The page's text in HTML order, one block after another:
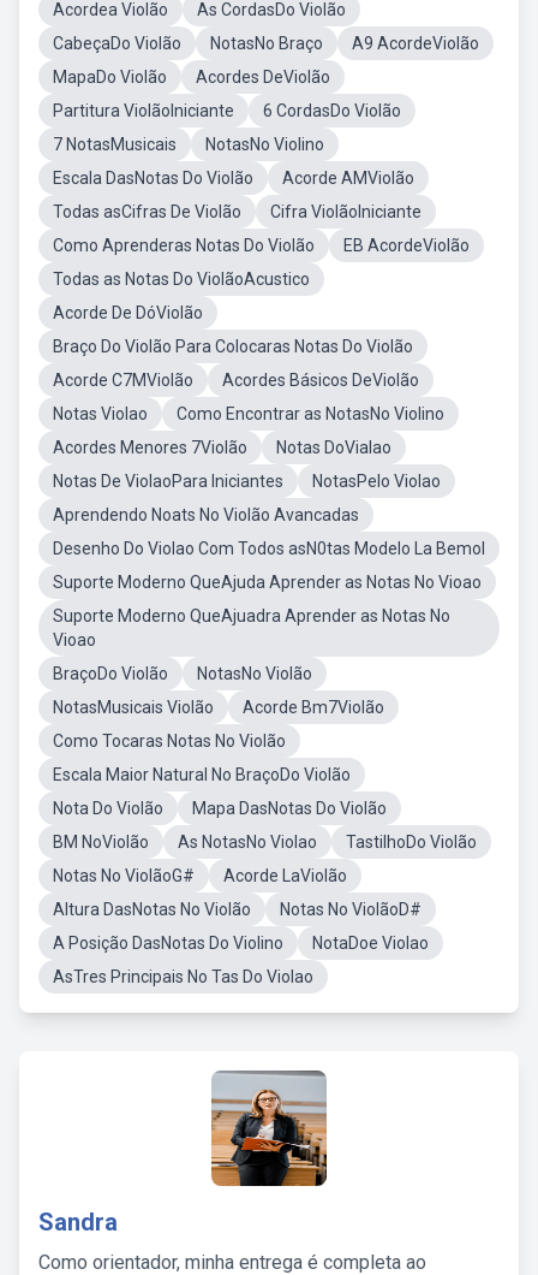
Acordea Violão
As CordasDo Violão
CabeçaDo Violão
NotasNo Braço
A9 AcordeViolão
MapaDo Violão
Acordes DeViolão
Partitura ViolãoIniciante
6 CordasDo Violão
7 NotasMusicais
NotasNo Violino
Escala DasNotas Do Violão
Acorde AMViolão
Todas asCifras De Violão
Cifra ViolãoIniciante
Como Aprenderas Notas Do Violão
EB AcordeViolão
Todas as Notas Do ViolãoAcustico
Acorde De DóViolão
Braço Do Violão Para Colocaras Notas Do Violão
Acorde C7MViolão
Acordes Básicos DeViolão
Notas Violao
Como Encontrar as NotasNo Violino
Acordes Menores 7Violão
Notas DoVialao
Notas De ViolaoPara Iniciantes
NotasPelo Violao
Aprendendo Noats No Violão Avancadas
Desenho Do Violao Com Todos asN0tas Modelo La Bemol
Suporte Moderno QueAjuda Aprender as Notas No Vioao
Suporte Moderno QueAjuadra Aprender as Notas No
Vioao
BraçoDo Violão
NotasNo Violão
NotasMusicais Violão
Acorde Bm7Violão
Como Tocaras Notas No Violão
Escala Maior Natural No BraçoDo Violão
Nota Do Violão
Mapa DasNotas Do Violão
BM NoViolão
As NotasNo Violao
TastilhoDo Violão
Notas No ViolãoG#
Acorde LaViolão
Altura DasNotas No Violão
Notas No ViolãoD#
A Posição DasNotas Do Violino
NotaDoe Violao
AsTres Principais No Tas Do Violao
Sandra
Como orientador, minha entrega é completa ao